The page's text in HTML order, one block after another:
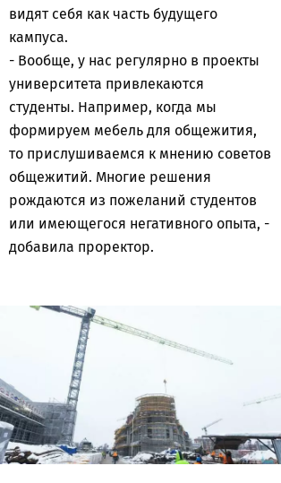
видят себя как часть будущего
кампуса.
- Вообще, у нас регулярно в проекты
университета привлекаются
студенты. Например, когда мы
формируем мебель для общежития,
то прислушиваемся к мнению советов
общежитий. Многие решения
рождаются из пожеланий студентов
или имеющегося негативного опыта, -
добавила проректор.